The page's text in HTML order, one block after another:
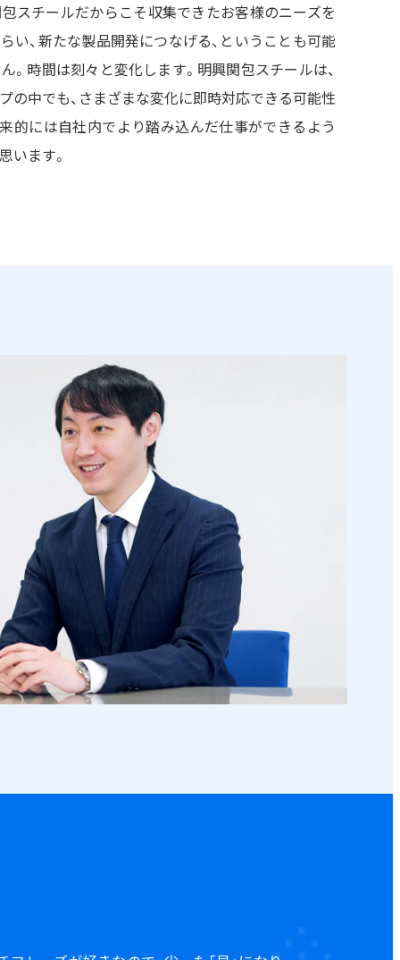
スチールだからこそ収集できたお客様のニーズを
い、新たな製品開発につなげる、ということも可能
。時間は刻々と変化します。明興関包スチールは、
の中でも、さまざまな変化に即時対応できる可能性
的には自社内でより踏み込んだ仕事ができるよう
います。